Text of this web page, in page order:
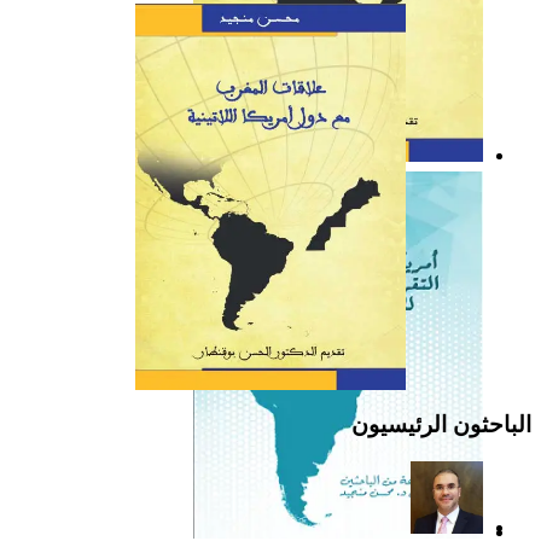
كتاب: علاقات المغرب مع
دول أمريكا اللاتينية
الباحثون الرئيسيون